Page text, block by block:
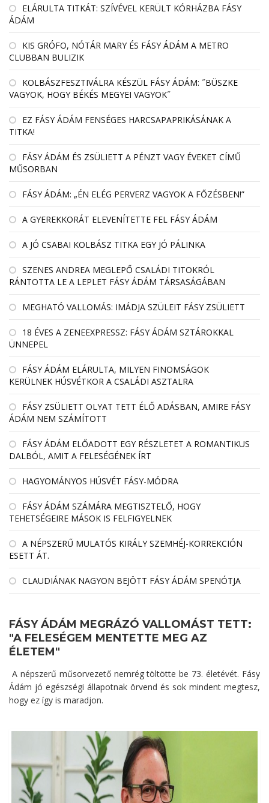
EL­ÁRULTA TIT­KÁT: SZÍ­VÉ­VEL KE­RÜLT KÓR­HÁZBA FÁSY
ÁDÁM
KIS GRÓFO, NÓTÁR MARY ÉS FÁSY ÁDÁM A METRO
CLUBBAN BULIZIK
KOLBÁSZFESZTIVÁLRA KÉSZÜL FÁSY ÁDÁM: ˝BÜSZKE
VAGYOK, HOGY BÉKÉS MEGYEI VAGYOK˝
EZ FÁSY ÁDÁM FENSÉGES HARCSAPAPRIKÁSÁNAK A
TITKA!
FÁSY ÁDÁM ÉS ZSÜLIETT A PÉNZT VAGY ÉVEKET CÍMŰ
MŰSORBAN
FÁSY ÁDÁM: „ÉN ELÉG PERVERZ VAGYOK A FŐZÉSBEN!”
A GYEREKKORÁT ELEVENÍTETTE FEL FÁSY ÁDÁM
A JÓ CSABAI KOLBÁSZ TITKA EGY JÓ PÁLINKA
SZENES ANDREA MEGLEPŐ CSALÁDI TITOKRÓL
RÁNTOTTA LE A LEPLET FÁSY ÁDÁM TÁRSASÁGÁBAN
MEGHATÓ VALLOMÁS: IMÁDJA SZÜLEIT FÁSY ZSÜLIETT
18 ÉVES A ZENEEXPRESSZ: FÁSY ÁDÁM SZTÁROKKAL
ÜNNEPEL
FÁSY ÁDÁM ELÁRULTA, MILYEN FINOMSÁGOK
KERÜLNEK HÚSVÉTKOR A CSALÁDI ASZTALRA
FÁSY ZSÜLIETT OLYAT TETT ÉLŐ ADÁSBAN, AMIRE FÁSY
ÁDÁM NEM SZÁMÍTOTT
FÁSY ÁDÁM ELŐADOTT EGY RÉSZLETET A ROMANTIKUS
DALBÓL, AMIT A FELESÉGÉNEK ÍRT
HAGYOMÁNYOS HÚSVÉT FÁSY-MÓDRA
FÁSY ÁDÁM SZÁMÁRA MEGTISZTELŐ, HOGY
TEHETSÉGEIRE MÁSOK IS FELFIGYELNEK
A NÉPSZERŰ MULATÓS KIRÁLY SZEMHÉJ-KORREKCIÓN
ESETT ÁT.
CLAUDIÁNAK NAGYON BEJÖTT FÁSY ÁDÁM SPENÓTJA
FÁSY ÁDÁM MEGRÁZÓ VALLOMÁST TETT:
"A FELESÉGEM MENTETTE MEG AZ
ÉLETEM"
A népszerű műsorvezető nemrég töltötte be 73. életévét. Fásy
Ádám jó egészségi állapotnak örvend és sok mindent megtesz,
hogy ez így is maradjon.